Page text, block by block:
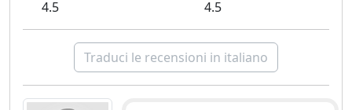
4.5
4.5
Traduci le recensioni in italiano